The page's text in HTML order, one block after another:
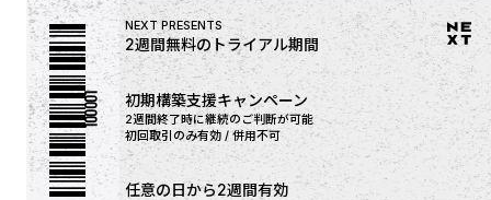
100001 NEXT PRESENTS
2週間無料のトライアル期間
初期構築支援キャンペーン
2週間終了時に継続のご判断が可能
初回取引のみ有効 / 併用不可
任意の日から2週間有効